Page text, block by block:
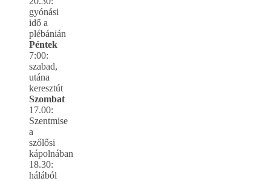
gyónási
idő a
plébánián
Péntek
7:00:
szabad,
utána
keresztút
Szombat
17.00:
Szentmise
a
szőlősi
kápolnában
18.30:
hálából